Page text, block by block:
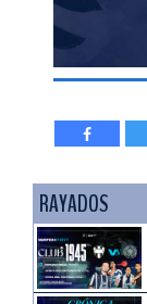
RAYADOS